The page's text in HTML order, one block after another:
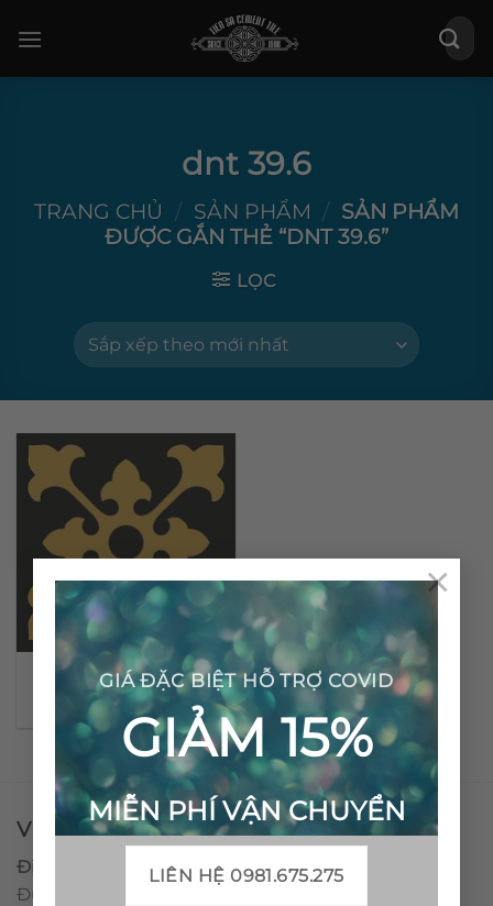
GIÁ ĐẶC BIỆT HỖ TRỢ COVID
GIẢM 15%
MIỄN PHÍ VẬN CHUYỂN
LIÊN HỆ 0981.675.275
×
qua
Tìm
kiếm:
dnt 39.6
TRANG CHỦ / SẢN PHẨM / SẢN PHẨM
ĐƯỢC GẮN THẺ “DNT 39.6”
LỌC
Gạch bông cổ điển CTS
39.6
VPĐD - CTY TNHH GẠCH BÔNG VIỆT NAM
Địa chỉ:
CCN Quán Lát, Xã Đức Chánh, Huyện Mộ
Đức, Tỉnh Quảng Ngãi